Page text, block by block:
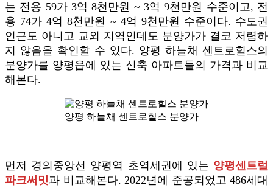
는 전용 59가 3억 8천만원 ~ 3억 9천만원 수준이고, 전
용 74가 4억 8천만원 ~ 4억 9천만원 수준이다. 수도권
인근도 아니고 교외 지역인데도 분양가가 결코 저렴하
지 않음을 확인할 수 있다. 양평 하늘채 센트로힐스의
분양가를 양평읍에 있는 신축 아파트들의 가격과 비교
해본다.
양평 하늘채 센트로힐스 분양가
먼저 경의중앙선 양평역 초역세권에 있는 양평센트럴
파크써밋과 비교해본다. 2022년에 준공되었고 486세대